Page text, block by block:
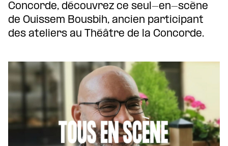
Concorde, découvrez ce seul-en-scène
de Ouissem Bousbih, ancien participant
des ateliers au Théâtre de la Concorde.